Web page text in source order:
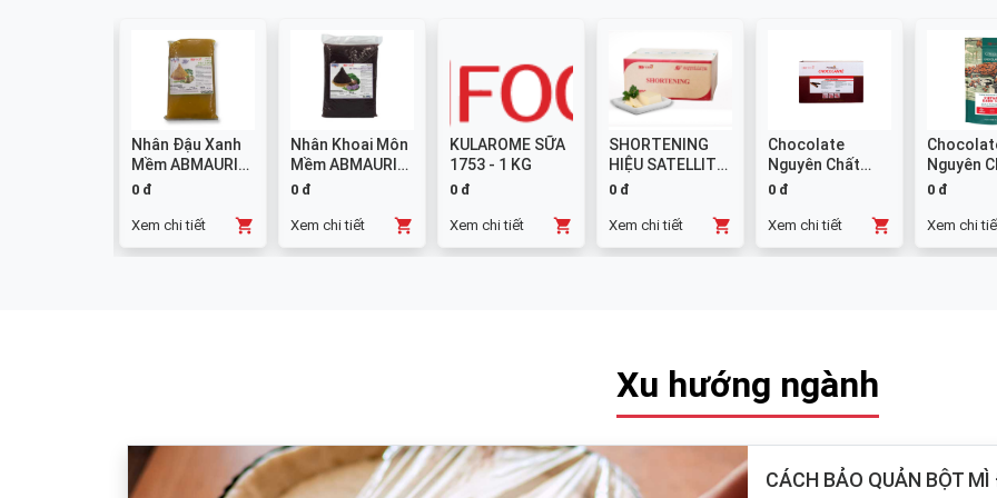
Nhân Đậu Xanh
Mềm ABMAURI
3kg
0 đ
Xem chi tiết
Nhân Khoai Môn
Mềm ABMAURI
3kg
0 đ
Xem chi tiết
KULAROME SỮA
1753 - 1 KG
0 đ
Xem chi tiết
SHORTENING
HIỆU SATELLITE
25 KG
0 đ
Xem chi tiết
Chocolate
Nguyên Chất
Đen GHANA
0 đ
Xem chi tiết
Nguyên
Sữa 38% -
0 đ
Xem chi
Xu hướng ngành
CÁCH BẢO QUẢN BỘT